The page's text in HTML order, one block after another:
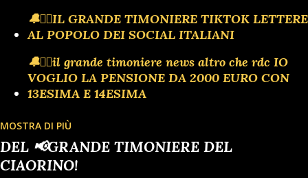
🔔🏴‍☠️IL GRANDE TIMONIERE TIKTOK LETTERE
AL POPOLO DEI SOCIAL ITALIANI
🔔🏴‍☠️il grande timoniere news altro che rdc IO
VOGLIO LA PENSIONE DA 2000 EURO CON
13ESIMA E 14ESIMA
🔔🗣️ULTIM'ORA TIK TOK IL MEGLIO DI
ANTONIO BARBUTO PRESIDENTE DEL
CIAORINOCLUB
MOSTRA DI PIÙ
DEL 📢GRANDE TIMONIERE DEL
CIAORINO!